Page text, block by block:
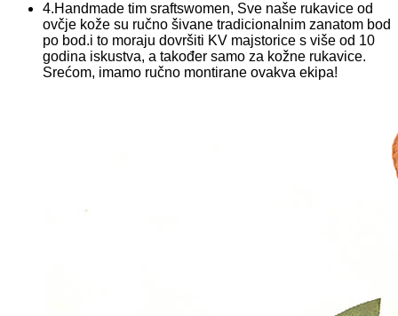
4.Handmade tim sraftswomen, Sve naše rukavice od
ovčje kože su ručno šivane tradicionalnim zanatom bod
po bod.i to moraju dovršiti KV majstorice s više od 10
godina iskustva, a također samo za kožne rukavice.
Srećom, imamo ručno montirane ovakva ekipa!